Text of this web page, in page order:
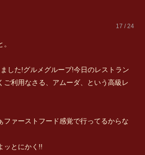
17 / 24
ました!グルメグループ!今日のレストラン
ご利用なさる、アムーダ、という高級レ
ファーストフード感覚で行ってるからな
ッとにかく!!